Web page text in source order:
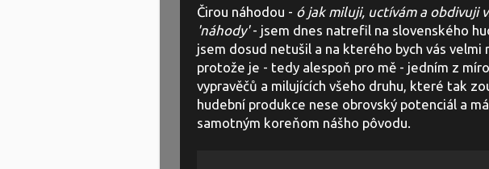
Čirou náhodou - ó jak miluji, uctívám a obdivuji
'náhody'- jsem dnes natrefil na slovenského
jsem dosud netušil a na kterého bych vás
protože je - tedy alespoň pro mě - jedním z
vypravěčů a milujících všeho druhu, které tak
hudební produkce nese obrovský potenciál a
samotným koreňom nášho pôvodu.